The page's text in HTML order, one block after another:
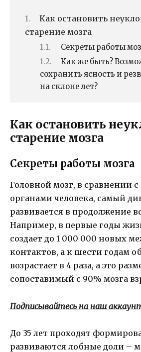
Как остановить
старение мозга
Секреты работы
Как же быть?
сохранить ясность и
на склоне лет?
Как остановить
старение мозга
Секреты работы мозга
Головной мозг, в сравнении
органами человека, самый
развивается в продолжение
Например, в первые годы
создает до 1 000 000 новых
контактов, а к шести годам
возрастает в 4 раза, а это
сопоставимый с 90% мозга
Подписывайтесь на наш
До 35 лет проходят
развиваются лобные доли –